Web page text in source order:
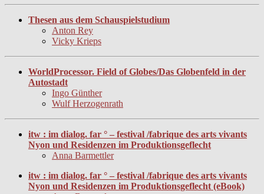
Thesen aus dem Schauspielstudium
Anton Rey
Vicky Krieps
WorldProcessor. Field of Globes/Das Globenfeld in der
Autostadt
Ingo Günther
Wulf Herzogenrath
itw : im dialog. far ° – festival /fabrique des arts vivants
Nyon und Residenzen im Produktionsgeflecht
Anna Barmettler
itw : im dialog. far ° – festival /fabrique des arts vivants
Nyon und Residenzen im Produktionsgeflecht (eBook)